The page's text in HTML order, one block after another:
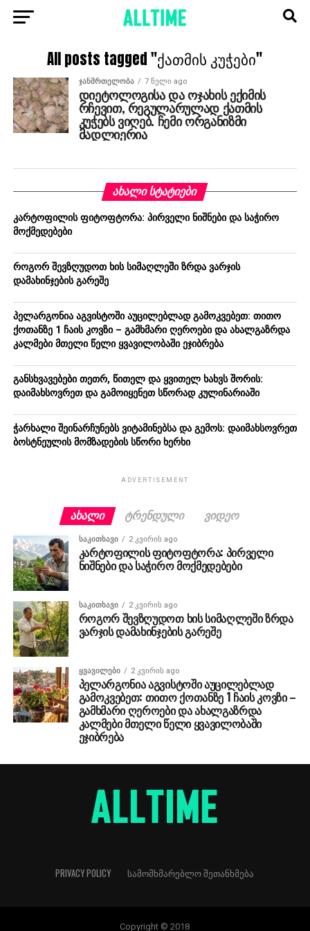
All posts tagged "ქათმის კუჭები"
ᲯᲐᲜᲛᲠᲗᲔᲚᲝᲑᲐ 7 წელი ago
დიეტოლოგისა და ოჯახის ექიმის
რჩევით, რეგულარულად ქათმის
კუჭებს ვიღებ. ჩემი ორგანიზმი
მადლიერია
ᲐᲮᲐᲚᲘ ᲡᲢᲐᲢᲘᲔᲑᲘ
კარტოფილის ფიტოფტორა: პირველი ნიშნები და საჭირო
მოქმედებები
როგორ შევზღუდოთ ხის სიმაღლეში ზრდა ვარჯის
დამახინჯების გარეშე
პელარგონია აგვისტოში აუცილებლად გამოკვებეთ: თითო
ქოთანზე 1 ჩაის კოვზი – გამხმარი ღეროები და ახალგაზრდა
კალმები მთელი წელი ყვავილობაში ეჯიბრება
განსხვავებები თეთრ, წითელ და ყვითელ ხახვს შორის:
დაიმახსოვრეთ და გამოიყენეთ სწორად კულინარიაში
ჭარხალი შეინარჩუნებს ვიტამინებსა და გემოს: დაიმახსოვრეთ
ბოსტნეულის მომზადების სწორი ხერხი
ADVERTISEMENT
ᲐᲮᲐᲚᲘ ᲢᲠᲔᲜᲓᲣᲚᲘ ᲕᲘᲓᲔᲝ
ᲡᲐᲙᲘᲗᲮᲐᲕᲘ 2 კვირის ago
კარტოფილის ფიტოფტორა: პირველი
ნიშნები და საჭირო მოქმედებები
ᲡᲐᲙᲘᲗᲮᲐᲕᲘ 2 კვირის ago
როგორ შევზღუდოთ ხის სიმაღლეში ზრდა
ვარჯის დამახინჯების გარეშე
ᲧᲕᲐᲕᲘᲚᲔᲑᲘ 2 კვირის ago
პელარგონია აგვისტოში აუცილებლად
გამოკვებეთ: თითო ქოთანზე 1 ჩაის კოვზი –
გამხმარი ღეროები და ახალგაზრდა
კალმები მთელი წელი ყვავილობაში
ეჯიბრება
PRIVACY POLICY ᲡᲐᲛᲝᲛᲮᲛᲐᲠᲔᲑᲚᲝ ᲨᲔᲗᲐᲜᲮᲛᲔᲑᲐ
Copyright © 2018